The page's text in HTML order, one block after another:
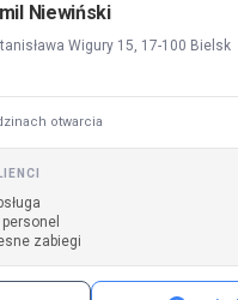
Niewiński
Wigury 15, 17-100 Bielsk
otwarcia
personel
zabiegi